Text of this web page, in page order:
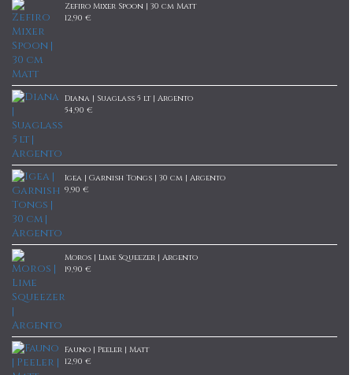
Zefiro Mixer Spoon | 30 cm Matt
12,90 €
Diana | Suaglass 5 lt | Argento
54,90 €
Igea | Garnish Tongs | 30 cm | Argento
9,90 €
Moros | Lime Squeezer | Argento
19,90 €
Fauno | Peeler | Matt
12,90 €